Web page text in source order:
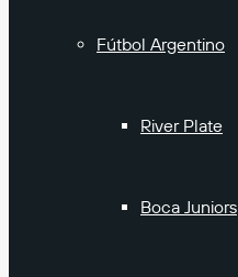
Fútbol Argentino
River Plate
Boca Juniors